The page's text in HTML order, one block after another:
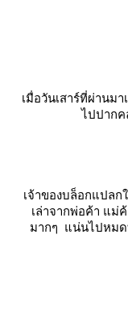
เมื่อวันเสาร์ที่ผ่านม
ไปปาก
เจ้าของบล็อกแปล
เล่าจากพ่อค้า แม่
มากๆ แน่นไปหมด